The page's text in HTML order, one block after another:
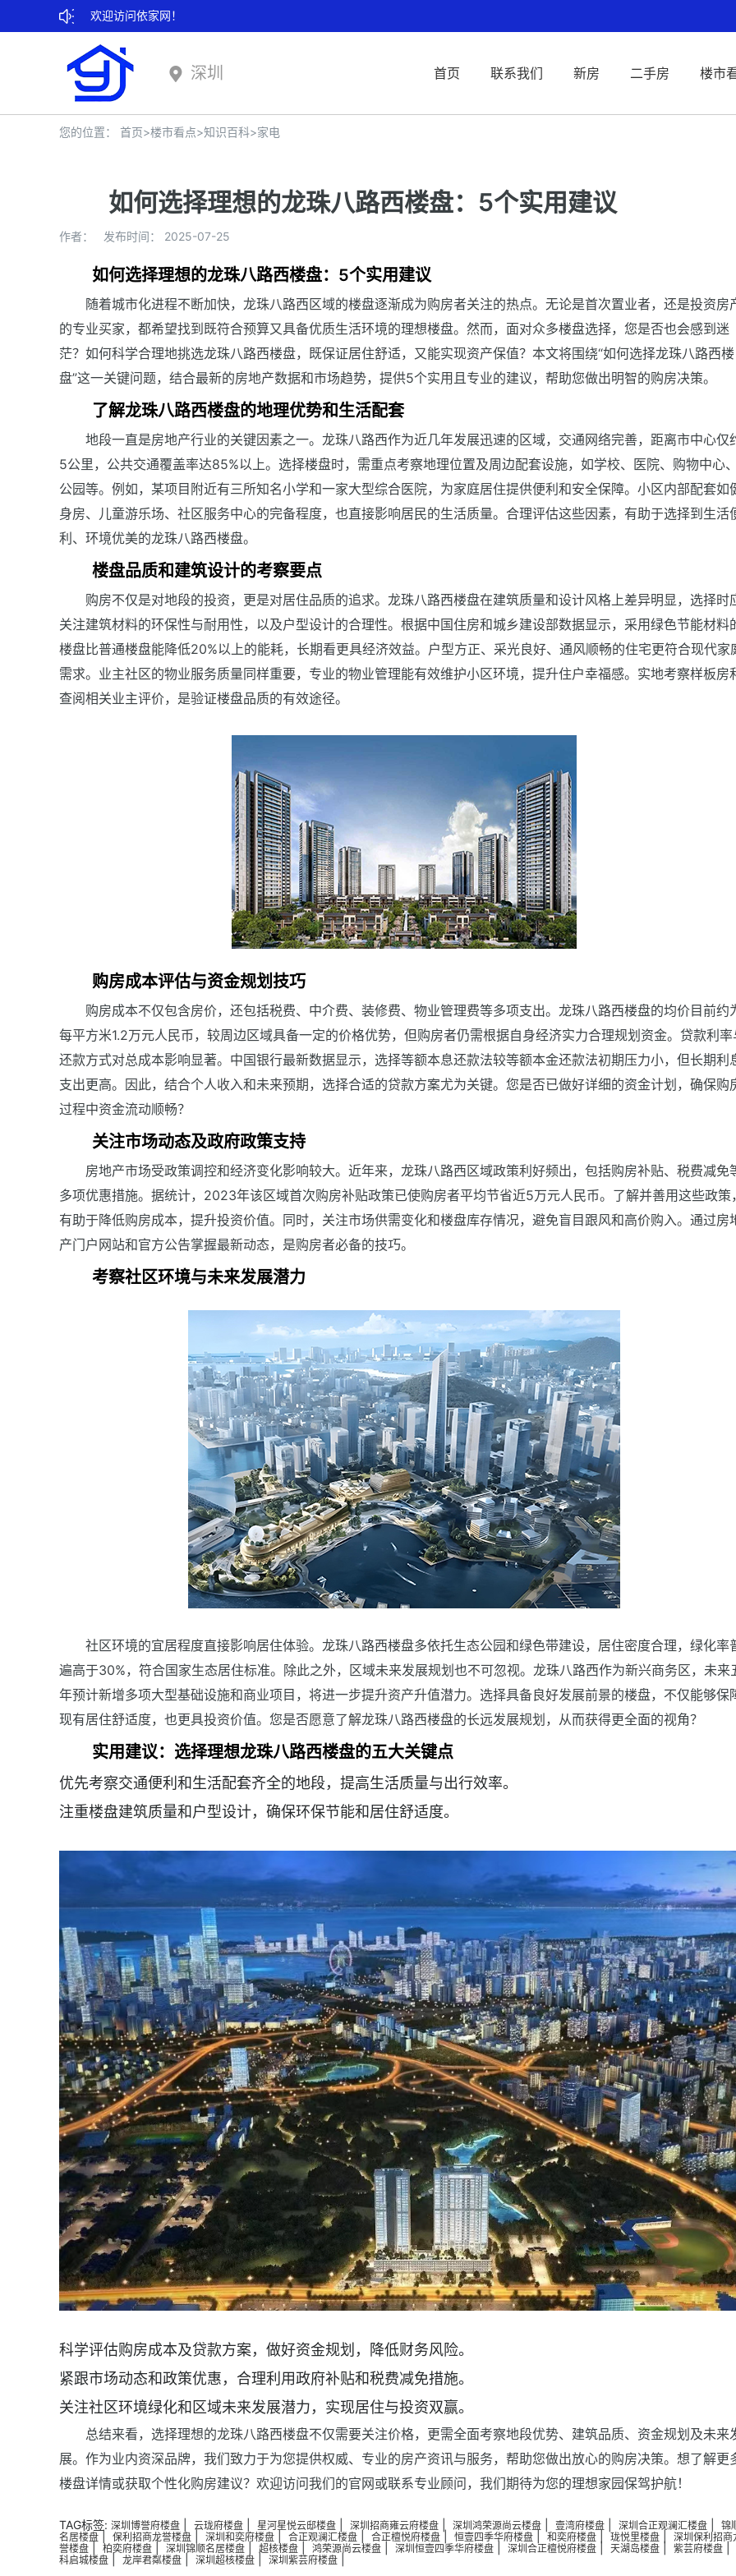
欢迎访问依家网！
深圳 首页 联系我们 新房 二手房 楼市
您的位置： 首页>楼市看点>知识百科>家电
如何选择理想的龙珠八路西楼盘：5个实用建议
作者： 发布时间： 2025-07-25
如何选择理想的龙珠八路西楼盘：5个实用建议
随着城市化进程不断加快，龙珠八路西区域的楼盘逐渐成为购房者关注的热点。无论是首次置业者，还是投资房
的专业买家，都希望找到既符合预算又具备优质生活环境的理想楼盘。然而，面对众多楼盘选择，您是否也会感到迷
茫？如何科学合理地挑选龙珠八路西楼盘，既保证居住舒适，又能实现资产保值？本文将围绕“如何选择龙珠八路西楼
盘”这一关键问题，结合最新的房地产数据和市场趋势，提供5个实用且专业的建议，帮助您做出明智的购房决策。
了解龙珠八路西楼盘的地理优势和生活配套
地段一直是房地产行业的关键因素之一。龙珠八路西作为近几年发展迅速的区域，交通网络完善，距离市中心仅
5公里，公共交通覆盖率达85%以上。选择楼盘时，需重点考察地理位置及周边配套设施，如学校、医院、购物中心、
公园等。例如，某项目附近有三所知名小学和一家大型综合医院，为家庭居住提供便利和安全保障。小区内部配套如
身房、儿童游乐场、社区服务中心的完备程度，也直接影响居民的生活质量。合理评估这些因素，有助于选择到生活
利、环境优美的龙珠八路西楼盘。
楼盘品质和建筑设计的考察要点
购房不仅是对地段的投资，更是对居住品质的追求。龙珠八路西楼盘在建筑质量和设计风格上差异明显，选择时
关注建筑材料的环保性与耐用性，以及户型设计的合理性。根据中国住房和城乡建设部数据显示，采用绿色节能材料
楼盘比普通楼盘能降低20%以上的能耗，长期看更具经济效益。户型方正、采光良好、通风顺畅的住宅更符合现代家
需求。业主社区的物业服务质量同样重要，专业的物业管理能有效维护小区环境，提升住户幸福感。实地考察样板房
查阅相关业主评价，是验证楼盘品质的有效途径。
购房成本评估与资金规划技巧
购房成本不仅包含房价，还包括税费、中介费、装修费、物业管理费等多项支出。龙珠八路西楼盘的均价目前约
每平方米1.2万元人民币，较周边区域具备一定的价格优势，但购房者仍需根据自身经济实力合理规划资金。贷款利率
还款方式对总成本影响显著。中国银行最新数据显示，选择等额本息还款法较等额本金还款法初期压力小，但长期利
支出更高。因此，结合个人收入和未来预期，选择合适的贷款方案尤为关键。您是否已做好详细的资金计划，确保购
过程中资金流动顺畅？
关注市场动态及政府政策支持
房地产市场受政策调控和经济变化影响较大。近年来，龙珠八路西区域政策利好频出，包括购房补贴、税费减免
多项优惠措施。据统计，2023年该区域首次购房补贴政策已使购房者平均节省近5万元人民币。了解并善用这些政策，
有助于降低购房成本，提升投资价值。同时，关注市场供需变化和楼盘库存情况，避免盲目跟风和高价购入。通过房
产门户网站和官方公告掌握最新动态，是购房者必备的技巧。
考察社区环境与未来发展潜力
社区环境的宜居程度直接影响居住体验。龙珠八路西楼盘多依托生态公园和绿色带建设，居住密度合理，绿化率
遍高于30%，符合国家生态居住标准。除此之外，区域未来发展规划也不可忽视。龙珠八路西作为新兴商务区，未来
年预计新增多项大型基础设施和商业项目，将进一步提升资产升值潜力。选择具备良好发展前景的楼盘，不仅能够保
现有居住舒适度，也更具投资价值。您是否愿意了解龙珠八路西楼盘的长远发展规划，从而获得更全面的视角？
实用建议：选择理想龙珠八路西楼盘的五大关键点
优先考察交通便利和生活配套齐全的地段，提高生活质量与出行效率。
注重楼盘建筑质量和户型设计，确保环保节能和居住舒适度。
科学评估购房成本及贷款方案，做好资金规划，降低财务风险。
紧跟市场动态和政策优惠，合理利用政府补贴和税费减免措施。
关注社区环境绿化和区域未来发展潜力，实现居住与投资双赢。
总结来看，选择理想的龙珠八路西楼盘不仅需要关注价格，更需全面考察地段优势、建筑品质、资金规划及未来
展。作为业内资深品牌，我们致力于为您提供权威、专业的房产资讯与服务，帮助您做出放心的购房决策。想了解更
楼盘详情或获取个性化购房建议？欢迎访问我们的官网或联系专业顾问，我们期待为您的理想家园保驾护航！
TAG标签: 深圳博誉府楼盘 云珑府楼盘 星河星悦云邸楼盘 深圳招商雍云府楼盘 深圳鸿荣源尚云楼盘 壹湾府楼盘 深圳合正观澜汇楼盘
锦
名居楼盘
保利招商龙誉楼盘 深圳和奕府楼盘 合正观澜汇楼盘 合正檀悦府楼盘 | 恒壹四季华府楼盘 |和奕府楼盘 |珑悦里楼盘
深圳保利招商
誉楼盘
柏奕府楼盘 深圳锦顺名居楼盘 超核楼盘 鸿荣源尚云楼盘 深圳恒壹四季华府楼盘 深圳合正檀悦府楼盘 | 天湖岛楼盘 | 紫芸府楼盘
科启城楼盘
龙岸君粼楼盘 深圳超核楼盘 深圳紫芸府楼盘